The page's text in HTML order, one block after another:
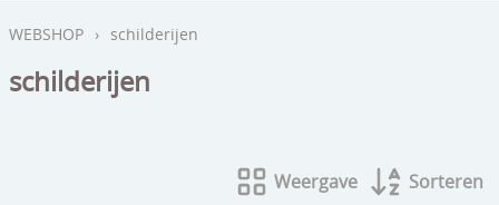
WEBSHOP
OUTLET
INFO
WEBSHOP › schilderijen
schilderijen
Weergave Sorteren